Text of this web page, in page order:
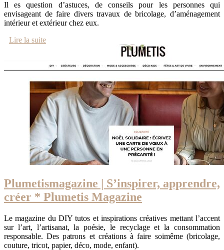
Il es question d’astuces, de conseils pour les personnes qui
envisageant de faire divers travaux de bricolage, d’aménagement
intérieur et extérieur chez eux.
Lire la suite
Plumetis­magazi­ne | S’inspirer, apprendre,
créer * Plumetis Magazine
Le magazine du DIY tutos et inspirations créatives mettant l’accent
sur l’art, l’artisanat, la poésie, le recyclage et la consommation
responsable. Des patrons et créations à faire soimême (bricolage,
couture, tricot, papier, déco, mode, enfant).